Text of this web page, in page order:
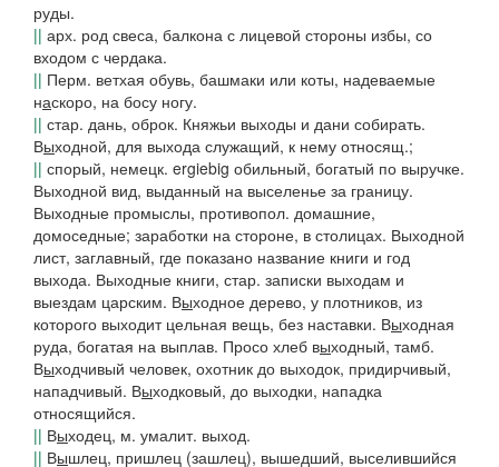
руды.
|| арх. род свеса, балкона с лицевой стороны избы, со
входом с чердака.
|| Перм. ветхая обувь, башмаки или коты, надеваемые
наскоро, на босу ногу.
|| стар. дань, оброк. Княжьи выходы и дани собирать.
Выходной, для выхода служащий, к нему относящ.;
|| спорый, немецк. ergiebig обильный, богатый по выручке.
Выходной вид, выданный на выселенье за границу.
Выходные промыслы, противопол. домашние,
домоседные; заработки на стороне, в столицах. Выходной
лист, заглавный, где показано название книги и год
выхода. Выходные книги, стар. записки выходам и
выездам царским. Выходное дерево, у плотников, из
которого выходит цельная вещь, без наставки. Выходная
руда, богатая на выплав. Просо хлеб выходный, тамб.
Выходчивый человек, охотник до выходок, придирчивый,
нападчивый. Выходковый, до выходки, нападка
относящийся.
|| Выходец, м. умалит. выход.
|| Вышлец, пришлец (зашлец), вышедший, выселившийся